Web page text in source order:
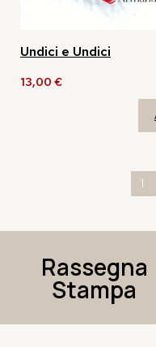
Undici e Undici
13,00 €
1
Rassegna
Stampa